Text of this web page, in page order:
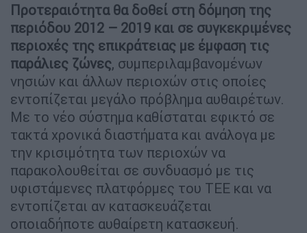
Προτεραιότητα θα δοθεί στη δόμηση της
περιόδου 2012 – 2019 και σε συγκεκριμένες
περιοχές της επικράτειας με έμφαση τις
παράλιες ζώνες, συμπεριλαμβανομένων
νησιών και άλλων περιοχών στις οποίες
εντοπίζεται μεγάλο πρόβλημα αυθαιρέτων.
Με το νέο σύστημα καθίσταται εφικτό σε
τακτά χρονικά διαστήματα και ανάλογα με
την κρισιμότητα των περιοχών να
παρακολουθείται σε συνδυασμό με τις
υφιστάμενες πλατφόρμες του ΤΕΕ και να
εντοπίζεται αν κατασκευάζεται
οποιαδήποτε αυθαίρετη κατασκευή.